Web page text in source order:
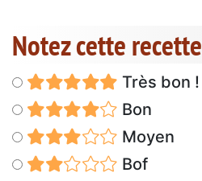
Notez cette recette
Très bon !
Bon
Moyen
Bof